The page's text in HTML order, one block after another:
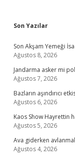
Sidebar
Son Yazılar
Son Akşam Yemeği
Ağustos 8, 2026
Jandarma asker mi
Ağustos 7, 2026
Bazların aşındırıcı
Ağustos 6, 2026
Kaos Show Hayrettin
Ağustos 5, 2026
Ava giderken
Ağustos 4, 2026